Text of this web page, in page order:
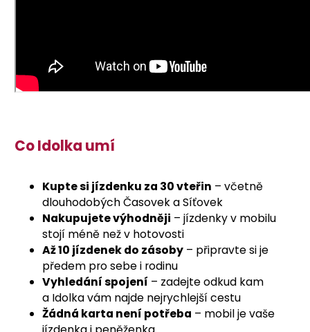
Co Idolka umí
Kupte si jízdenku za 30 vteřin – včetně
dlouhodobých Časovek a Síťovek
Nakupujete výhodněji – jízdenky v mobilu
stojí méně než v hotovosti
Až 10 jízdenek do zásoby – připravte si je
předem pro sebe i rodinu
Vyhledání spojení – zadejte odkud kam
a Idolka vám najde nejrychlejší cestu
Žádná karta není potřeba – mobil je vaše